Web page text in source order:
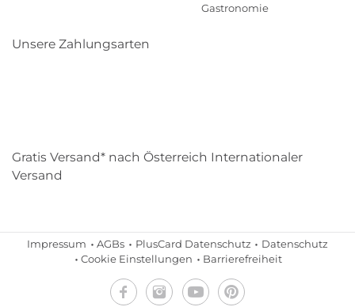
Gastronomie
Unsere Zahlungsarten
Gratis Versand* nach Österreich Internationaler
Versand
Impressum AGBs PlusCard Datenschutz
Datenschutz
Cookie Einstellungen
Barrierefreiheit